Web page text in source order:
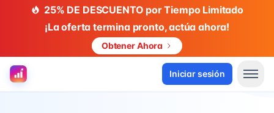
25% DE DESCUENTO por Tiempo Limitado
¡La oferta termina pronto, actúa ahora!
Obtener Ahora
Iniciar sesión
Herramientas IG Artículo